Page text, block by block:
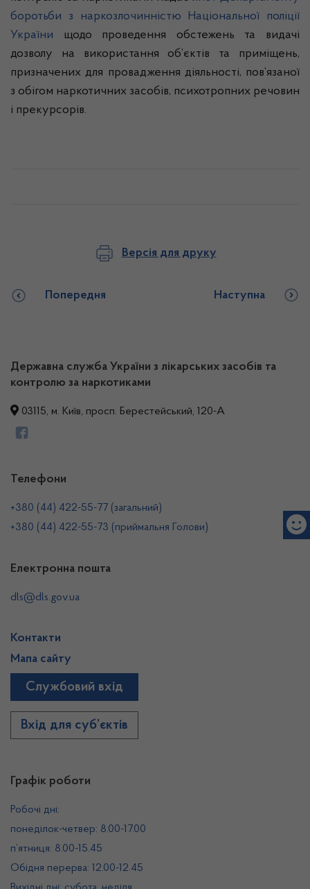
боротьби з наркозлочинністю Національної поліції
України щодо проведення обстежень та видачі
дозволу на використання об’єктів та приміщень,
призначених для провадження діяльності, пов’язаної
з обігом наркотичних засобів, психотропних речовин
і прекурсорів.
Версія для друку
Попередня Наступна
Державна служба України з лікарських засобів та
контролю за наркотиками
03115, м. Київ, просп. Берестейський, 120-А
Графік роботи
Робочі дні:
понеділок-четвер: 8.00-17.00
п’ятниця: 8.00-15.45
Обідня перерва: 12.00-12.45
Телефони
+380 (44) 422-55-77 (загальний)
+380 (44) 422-55-73 (приймальня Голови)
Електронна пошта
dls@dls.gov.ua
Контакти
Мапа сайту
Службовий вхід
Вхід для суб’єктів